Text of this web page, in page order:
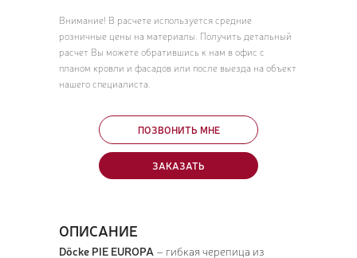
Внимание! В расчете используется средние
розничные цены на материалы. Получить детальный
расчет Вы можете обратившись к нам в офис с
планом кровли и фасадов или после выезда на объект
нашего специалиста.
ПОЗВОНИТЬ МНЕ
ЗАКАЗАТЬ
ОПИСАНИЕ
Döcke PIE EUROPA – гибкая черепица из